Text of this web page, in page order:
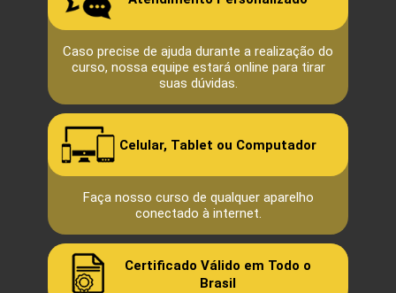
Caso precise de ajuda durante a realização do
curso, nossa equipe estará online para tirar
suas dúvidas.
Celular, Tablet ou Computador
Faça nosso curso de qualquer aparelho
conectado à internet.
Certificado Válido em Todo o
Brasil